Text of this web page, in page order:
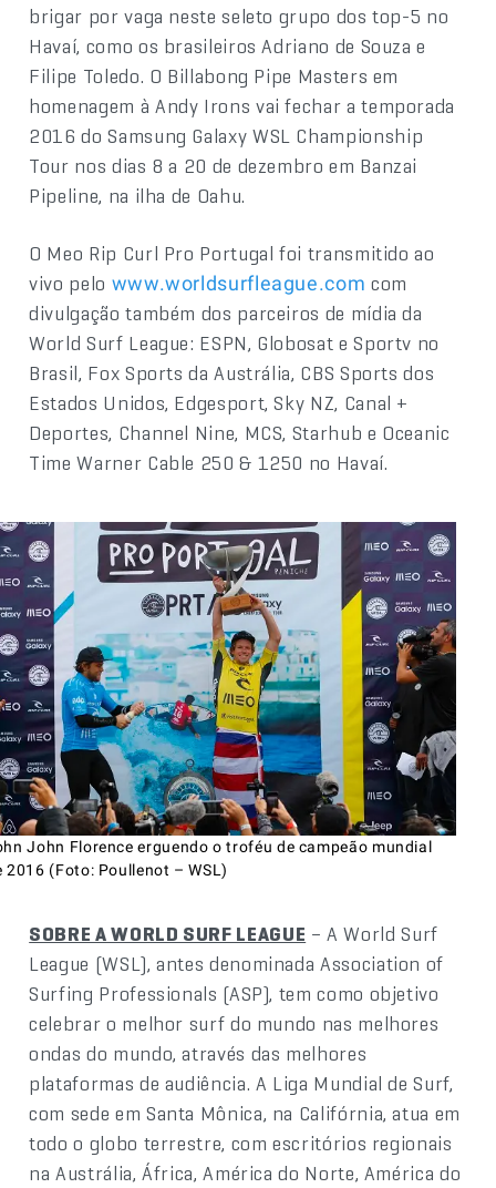
brigar por vaga neste seleto grupo dos top-5 no
Havaí, como os brasileiros Adriano de Souza e
Filipe Toledo. O Billabong Pipe Masters em
homenagem à Andy Irons vai fechar a temporada
2016 do Samsung Galaxy WSL Championship
Tour nos dias 8 a 20 de dezembro em Banzai
Pipeline, na ilha de Oahu.
O Meo Rip Curl Pro Portugal foi transmitido ao
vivo pelo www.worldsurfleague.com com
divulgação também dos parceiros de mídia da
World Surf League: ESPN, Globosat e Sportv no
Brasil, Fox Sports da Austrália, CBS Sports dos
Estados Unidos, Edgesport, Sky NZ, Canal +
Deportes, Channel Nine, MCS, Starhub e Oceanic
Time Warner Cable 250 & 1250 no Havaí.
John Florence erguendo o troféu de campeão mundial
2016 (Foto: Poullenot – WSL)
SOBRE A WORLD SURF LEAGUE – A World Surf
League (WSL), antes denominada Association of
Surfing Professionals (ASP), tem como objetivo
celebrar o melhor surf do mundo nas melhores
ondas do mundo, através das melhores
plataformas de audiência. A Liga Mundial de Surf,
com sede em Santa Mônica, na Califórnia, atua em
todo o globo terrestre, com escritórios regionais
na Austrália, África, América do Norte, América do